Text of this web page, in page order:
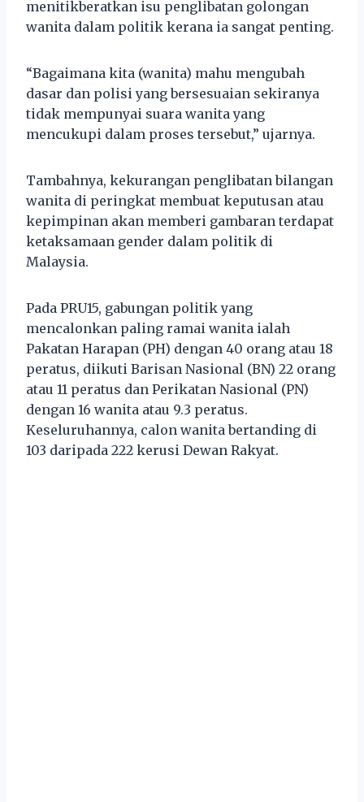
menitikberatkan isu penglibatan golongan
wanita dalam politik kerana ia sangat penting.
“Bagaimana kita (wanita) mahu mengubah
dasar dan polisi yang bersesuaian sekiranya
tidak mempunyai suara wanita yang
mencukupi dalam proses tersebut,” ujarnya.
Tambahnya, kekurangan penglibatan bilangan
wanita di peringkat membuat keputusan atau
kepimpinan akan memberi gambaran terdapat
ketaksamaan gender dalam politik di
Malaysia.
Pada PRU15, gabungan politik yang
mencalonkan paling ramai wanita ialah
Pakatan Harapan (PH) dengan 40 orang atau 18
peratus, diikuti Barisan Nasional (BN) 22 orang
atau 11 peratus dan Perikatan Nasional (PN)
dengan 16 wanita atau 9.3 peratus.
Keseluruhannya, calon wanita bertanding di
103 daripada 222 kerusi Dewan Rakyat.